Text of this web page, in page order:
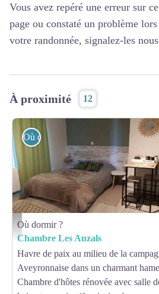
Vous avez repéré une erreur sur
page ou constaté un problème
votre randonnée, signalez-les
À proximité 12
Chambre Les Auzals - OFFICE DE TOURISME
Où dormir ?
Où dormir ?
Chambre Les Auzals
Havre de paix au milieu de la
Aveyronnaise dans un charmant
Chambre d'hôtes rénovée avec salle